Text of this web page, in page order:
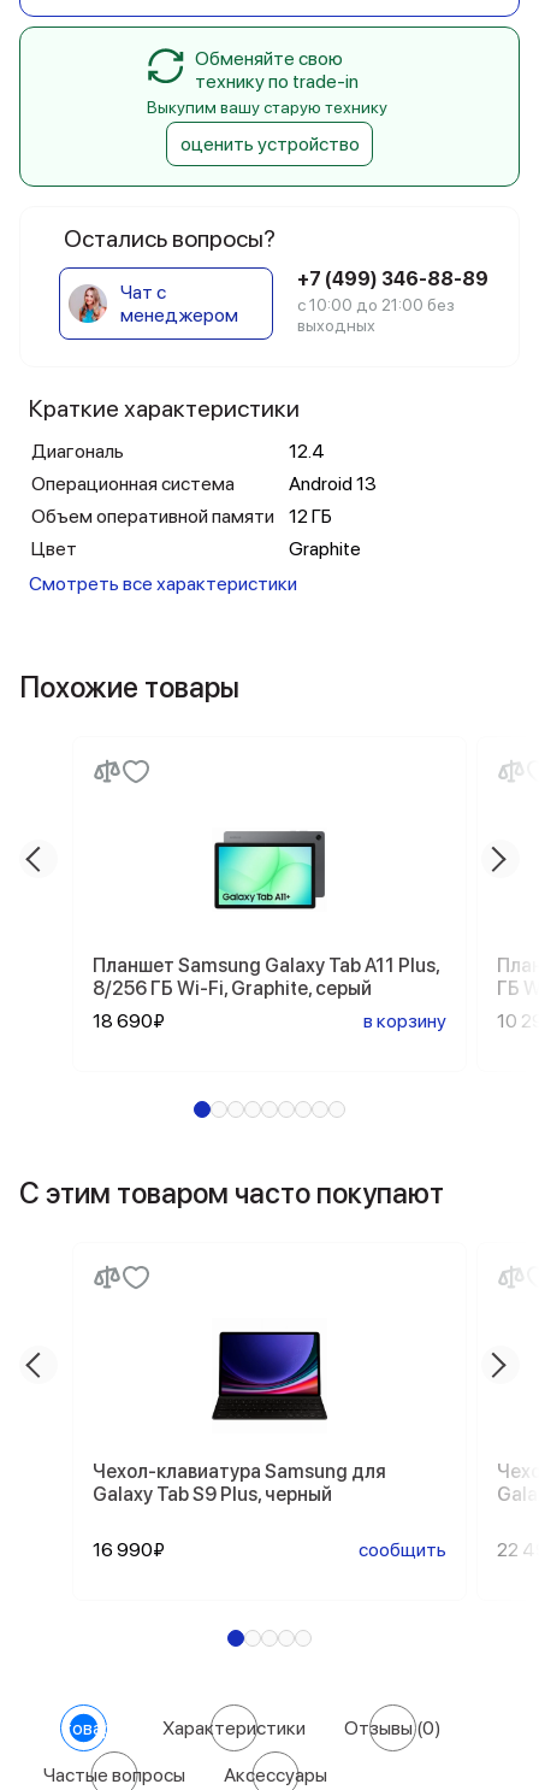
Остались вопросы?
Чат с
менеджером
+7 (499) 346-88-89
с 10:00 до 21:00 без
выходных
Краткие характеристики
Диагональ
12.4
Операционная система
Android 13
Объем оперативной памяти
12 ГБ
Цвет
Graphite
Смотреть все характеристики
Обменяйте свою
технику по trade-in
Выкупим вашу старую технику
оценить устройство
Похожие товары
Планшет Samsung Galaxy Tab A11 Plus,
8/256 ГБ Wi-Fi, Graphite, серый
18 690₽
в корзину
ГБ
10
С этим товаром часто покупают
Чехол-клавиатура Samsung для
Galaxy Tab S9 Plus, черный
16 990₽ сообщить 22
О товаре Характеристики Отзывы(0)
Частые вопросы Аксессуары